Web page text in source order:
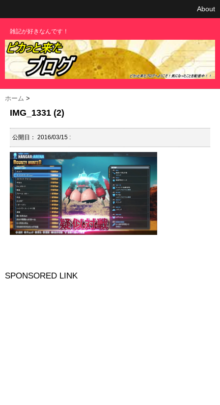
About
雑記が好きなんです！
ホーム >
IMG_1331 (2)
公開日： 2016/03/15 :
SPONSORED LINK